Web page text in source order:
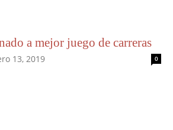
a mejor juego de carreras
13, 2019 0